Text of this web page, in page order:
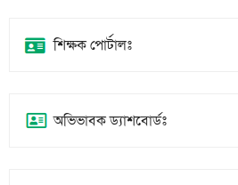
শিক্ষক পোর্টালঃ
অভিভাবক ড্যাশবোর্ডঃ